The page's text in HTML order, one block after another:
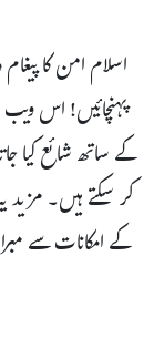
اسلام امن کا
پہنچائیں! اس ویب
کے ساتھ شائع
کر سکتے ہیں۔ مزید
کے امکانات سے